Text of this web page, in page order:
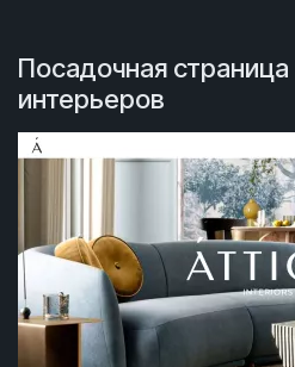
Посадочная
интерьеров